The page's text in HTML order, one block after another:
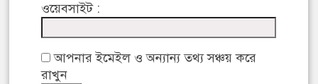
ওয়েবসাইট :
আপনার ইমেইল ও অন্যান্য তথ্য সঞ্চয় করে
রাখুন